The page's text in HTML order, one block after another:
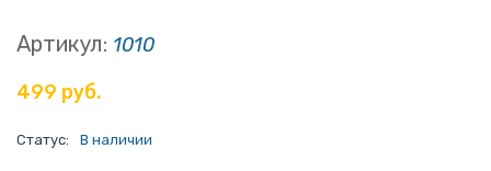
Артикул: 1010
499 руб.
Статус: В наличии